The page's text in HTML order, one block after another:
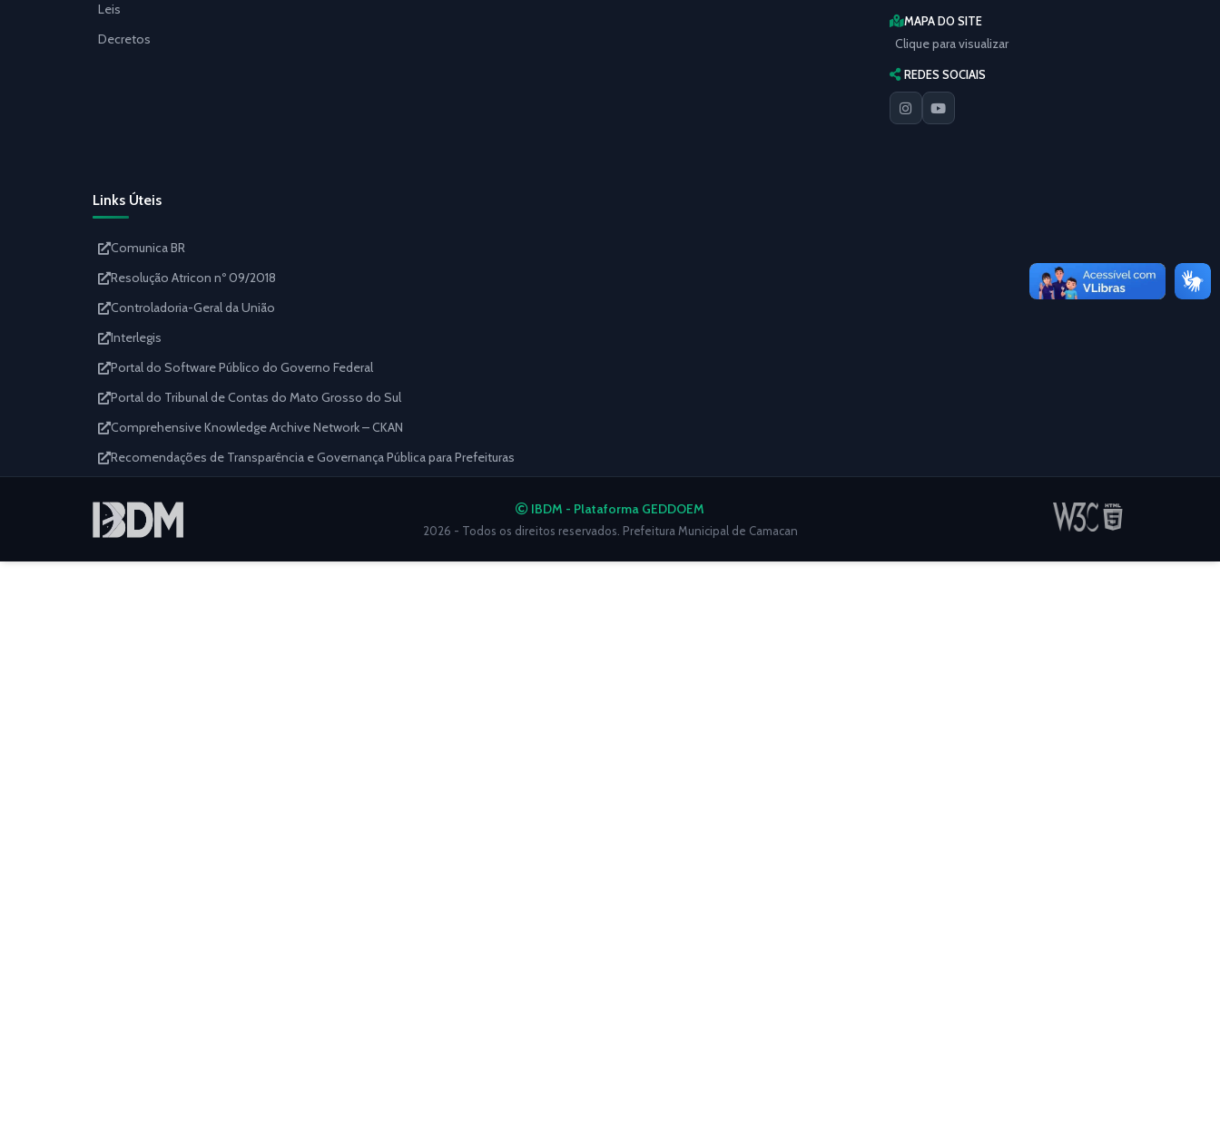
Leis
Decretos
MAPA DO SITE
Clique para visualizar
REDES SOCIAIS
Links Úteis
Comunica BR
Resolução Atricon nº 09/2018
Controladoria-Geral da União
Interlegis
Portal do Software Público do Governo Federal
Portal do Tribunal de Contas do Mato Grosso do Sul
Comprehensive Knowledge Archive Network – CKAN
Recomendações de Transparência e Governança Pública para Prefeituras
IBDM - Plataforma GEDDOEM
2026 - Todos os direitos reservados. Prefeitura Municipal de Camacan